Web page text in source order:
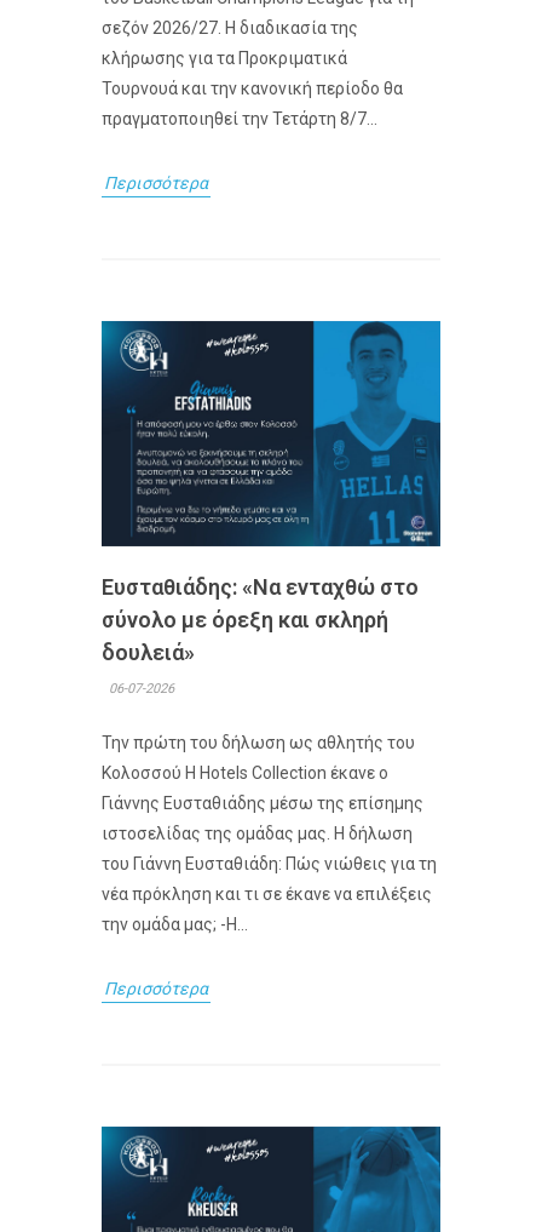
σεζόν 2026/27. Η διαδικασία της
κλήρωσης για τα Προκριματικά
Τουρνουά και την κανονική περίοδο θα
πραγματοποιηθεί την Τετάρτη 8/7...
Περισσότερα
Ευσταθιάδης: «Να ενταχθώ στο
σύνολο με όρεξη και σκληρή
δουλειά»
06-07-2026
Την πρώτη του δήλωση ως αθλητής του
Κολοσσού H Hotels Collection έκανε ο
Γιάννης Ευσταθιάδης μέσω της επίσημης
ιστοσελίδας της ομάδας μας. Η δήλωση
του Γιάννη Ευσταθιάδη: Πώς νιώθεις για τη
νέα πρόκληση και τι σε έκανε να επιλέξεις
την ομάδα μας; -Η...
Περισσότερα